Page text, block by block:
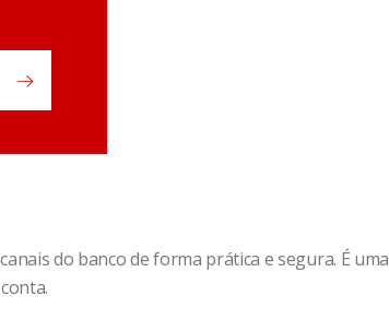
do banco de forma prática e segura. É uma